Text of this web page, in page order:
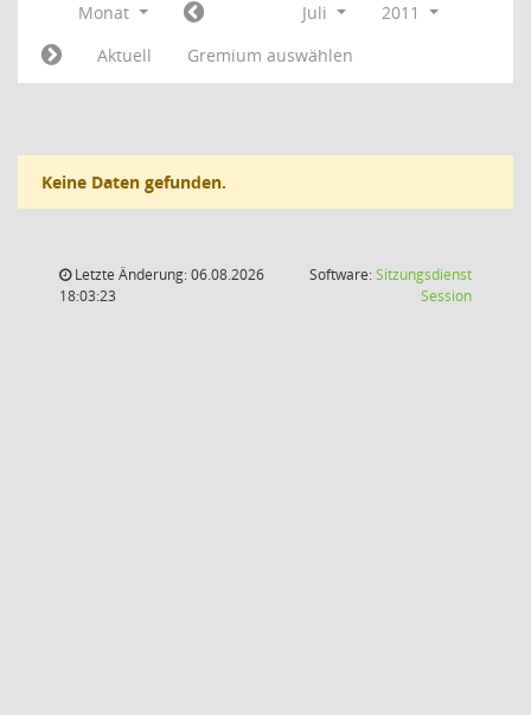
Monat Juli
2011
Aktuell
Gremium auswählen
Keine Daten gefunden.
Letzte Änderung: 06.08.2026
18:03:23
Software:Sitzungsdienst
Session(Wird in